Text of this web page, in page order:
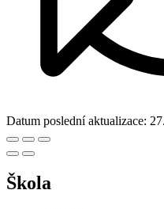
Datum poslední aktualizace:
Škola